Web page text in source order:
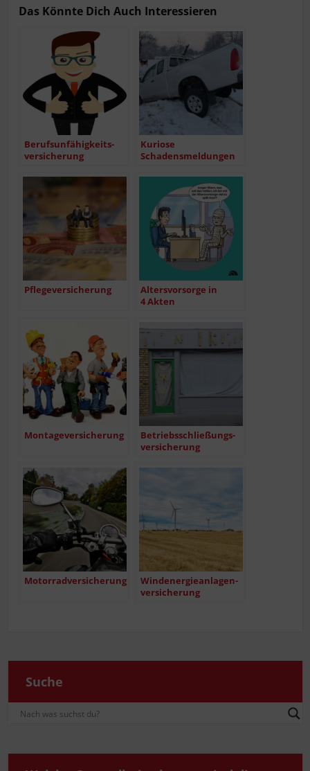
Das Könn­te Dich Auch Interessieren
Berufs­un­fä­hig­keits­
ver­si­che­rung
Kurio­se
Schadensmeldungen
Pfle­ge­ver­si­che­rung
Alters­vor­sor­ge in
4 Akten
Mon­ta­ge­ver­si­che­rung
Betriebs­schlie­ßungs­
ver­si­che­rung
Motor­rad­ver­si­che­rung
Wind­ener­gie­an­la­gen­
ver­si­che­rung
Suche